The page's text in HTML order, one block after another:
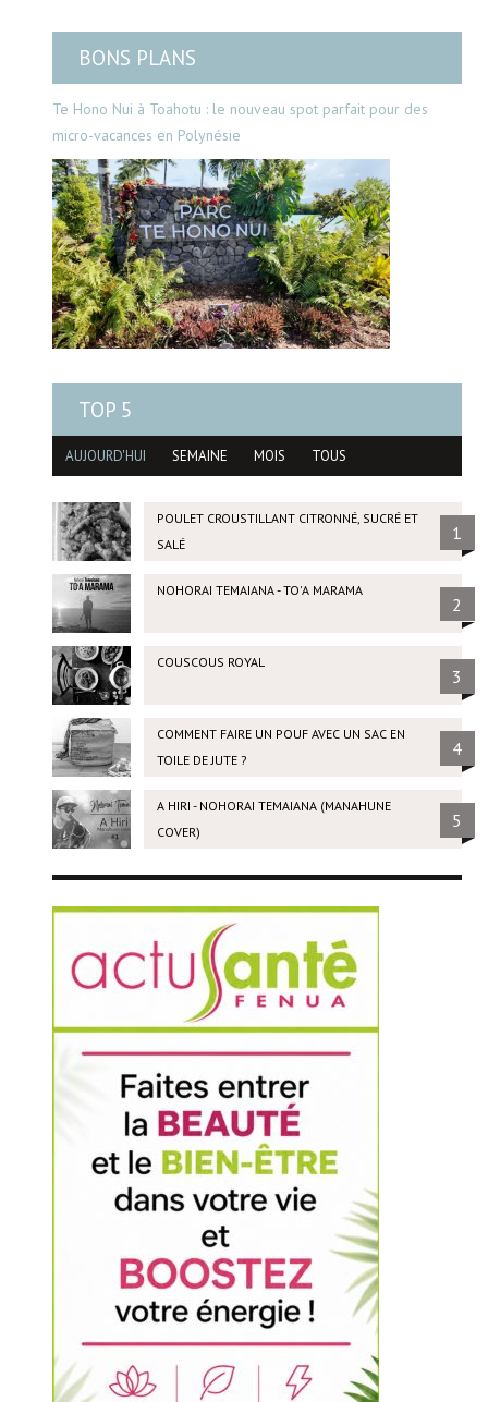
BONS PLANS
Te Hono Nui à Toahotu : le nouveau spot parfait pour des
micro-vacances en Polynésie
TOP 5
AUJOURD'HUI SEMAINE MOIS TOUS
POULET CROUSTILLANT CITRONNÉ, SUCRÉ ET
SALÉ
1
NOHORAI TEMAIANA - TO'A MARAMA
2
COUSCOUS ROYAL
3
COMMENT FAIRE UN POUF AVEC UN SAC EN
TOILE DE JUTE ?
4
A HIRI - NOHORAI TEMAIANA (MANAHUNE
COVER)
5